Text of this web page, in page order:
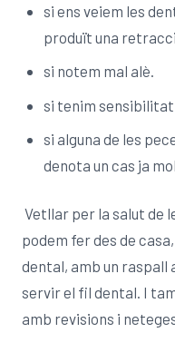
si ens veiem les
produït una
si notem mal alè.
si tenim sensibilitat
si alguna de les
denota un cas ja
Vetllar per la salut de
podem fer des de
dental, amb un raspall
servir el fil dental. I
amb revisions i